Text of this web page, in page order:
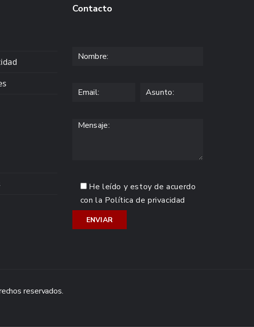
Contacto
He leído y estoy de acuerdo
con la Política de privacidad
reservados.